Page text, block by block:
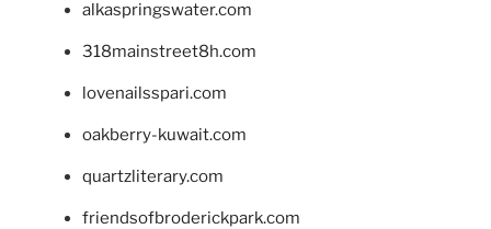
alkaspringswater.com
318mainstreet8h.com
lovenailsspari.com
oakberry-kuwait.com
quartzliterary.com
friendsofbroderickpark.com